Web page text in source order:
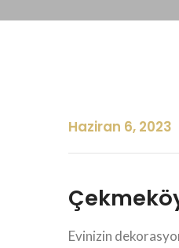
Haziran 6, 2023
Evinizin